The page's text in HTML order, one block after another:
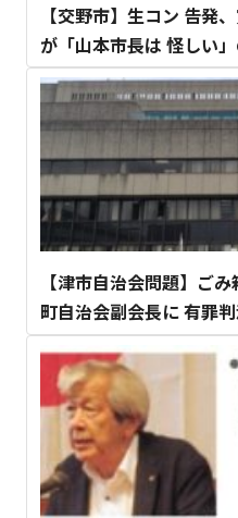
【交野市】生コン 告発
が「山本市長は 怪しい
【津市自治会問題】ご
町自治会副会長に 有罪